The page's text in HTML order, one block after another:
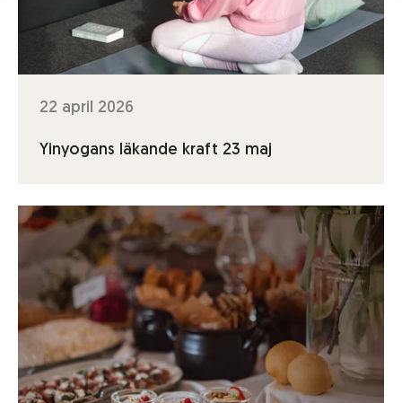
22 april 2026
Yinyogans läkande kraft 23 maj